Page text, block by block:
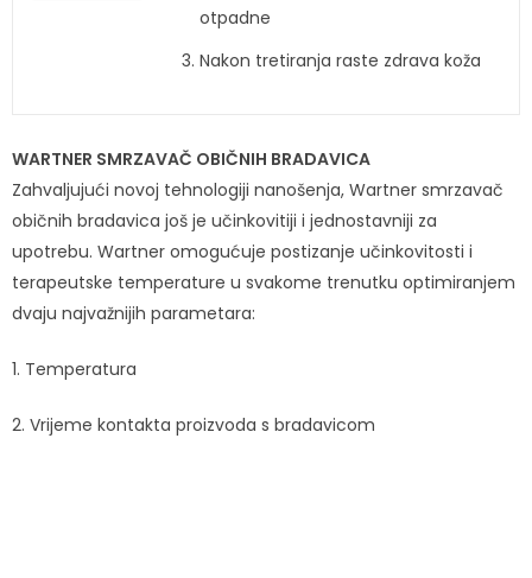
otpadne
Nakon tretiranja raste zdrava koža
WARTNER SMRZAVAČ OBIČNIH BRADAVICA
Zahvaljujući novoj tehnologiji nanošenja, Wartner smrzavač
običnih bradavica još je učinkovitiji i jednostavniji za
upotrebu. Wartner omogućuje postizanje učinkovitosti i
terapeutske temperature u svakome trenutku optimiranjem
dvaju najvažnijih parametara:
1. Temperatura
2. Vrijeme kontakta proizvoda s bradavicom